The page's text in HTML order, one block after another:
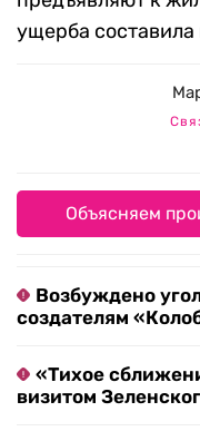
ущерба
Объясняем
Возбуждено
создателям
«Тихое
визитом